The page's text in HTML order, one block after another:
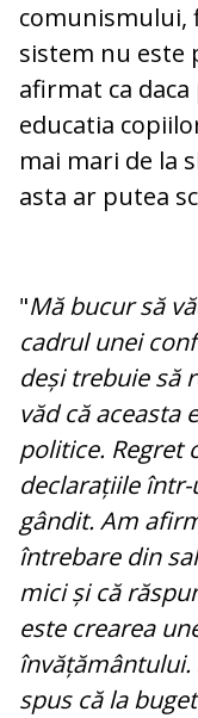
comunismului,
sistem nu este
afirmat ca
educatia
mai mari de la
asta ar putea
"Mă bucur să
cadrul unei
deși trebuie să
văd că aceasta
politice. Regret
declarațiile
gândit. Am
întrebare din
mici și că
este crearea
spus că la